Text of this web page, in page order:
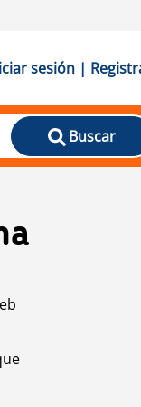
sesión |
Buscar